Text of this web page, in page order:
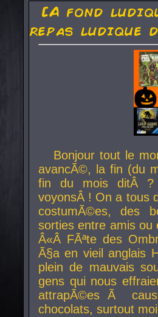
[A fond
repas ludique
Bonjour tout le
avancÃ©, la fin (du
fin du mois ditÂ ?
voyonsÂ ! On a tous
costumÃ©es, des
sorties entre amis
Â«Â FÃªte des
Ã§a en vieil anglais
plein de mauvais
gens qui nous
attrapÃ©es Ã
chocolats, surtout